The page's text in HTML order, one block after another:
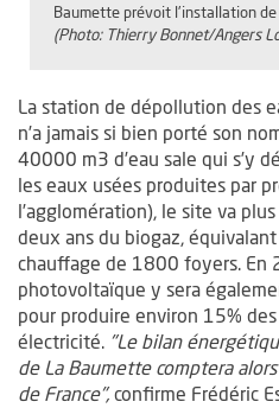
Baumette prévoit l'installation
(Photo: Thierry Bonnet/Angers
La station de dépollution des
n’a jamais si bien porté son
40000 m3 d’eau sale qui s’y
les eaux usées produites par
l’agglomération), le site va
deux ans du biogaz,
chauffage de 1800 foyers. En
photovoltaïque y sera
pour produire environ 15%
électricité. "Le bilan
de La Baumette comptera
de France", confirme Frédéric